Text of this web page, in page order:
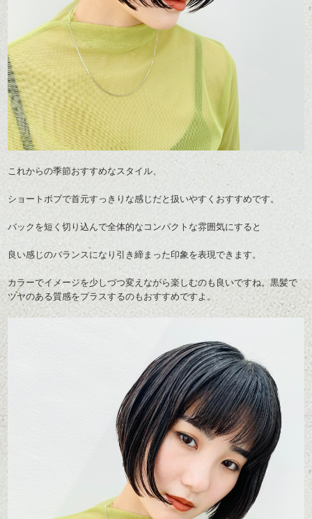
これからの季節おすすめなスタイル、
ショートボブで首元すっきりな感じだと扱いやすくおすすめです。
バックを短く切り込んで全体的なコンパクトな雰囲気にすると
良い感じのバランスになり引き締まった印象を表現できます。
カラーでイメージを少しづつ変えながら楽しむのも良いですね。黒髪で
ツヤのある質感をプラスするのもおすすめですよ。